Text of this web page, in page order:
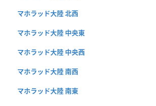
マホラッド大陸 北西
マホラッド大陸 中央東
マホラッド大陸 中央西
マホラッド大陸 南西
マホラッド大陸 南東